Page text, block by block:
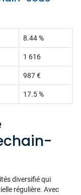
8.44 %
1 616
987 €
17.5 %
diversifié qui
régulière. Avec